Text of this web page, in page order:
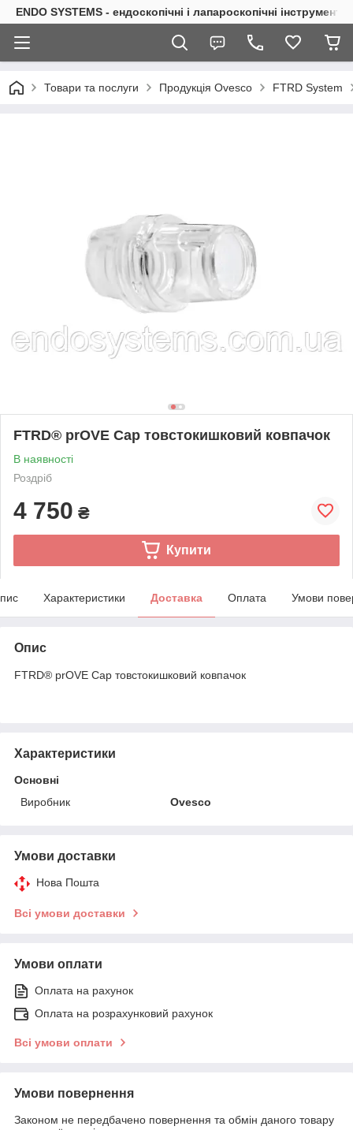
ENDO SYSTEMS - ендоскопічні і лапароскопічні інструменти
Товари та послуги Продукція Ovesco FTRD System
FTRD® prOVE Cap товстокишковий ковпачок
В наявності
Роздріб
4 750 ₴
Купити
Характеристики Доставка Оплата Умови
Опис
FTRD® prOVE Cap товстокишковий ковпачок
Характеристики
Основні
Виробник
Ovesco
Умови доставки
Нова Пошта
Всі умови доставки
Умови оплати
Оплата на рахунок
Оплата на розрахунковий рахунок
Всі умови оплати
Умови повернення
Законом не передбачено повернення та обмін даного товару